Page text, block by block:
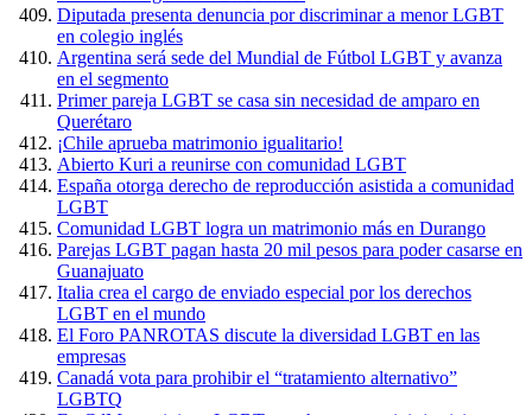
Diputada presenta denuncia por discriminar a menor LGBT
en colegio inglés
Argentina será sede del Mundial de Fútbol LGBT y avanza
en el segmento
Primer pareja LGBT se casa sin necesidad de amparo en
Querétaro
¡Chile aprueba matrimonio igualitario!
Abierto Kuri a reunirse con comunidad LGBT
España otorga derecho de reproducción asistida a comunidad
LGBT
Comunidad LGBT logra un matrimonio más en Durango
Parejas LGBT pagan hasta 20 mil pesos para poder casarse en
Guanajuato
Italia crea el cargo de enviado especial por los derechos
LGBT en el mundo
El Foro PANROTAS discute la diversidad LGBT en las
empresas
Canadá vota para prohibir el “tratamiento alternativo”
LGBTQ